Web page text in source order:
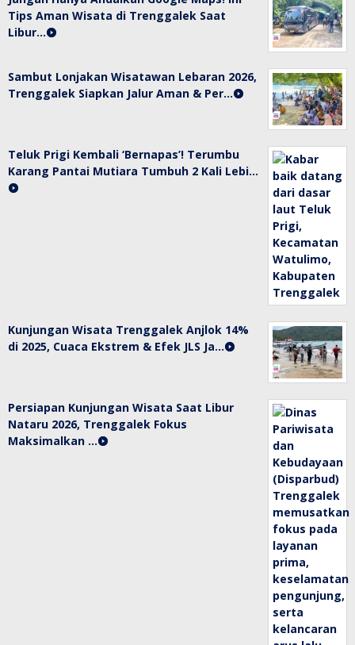
Tips Aman Wisata di Trenggalek Saat
Libur…
Sambut Lonjakan Wisatawan Lebaran 2026,
Trenggalek Siapkan Jalur Aman & Per…
Teluk Prigi Kembali ‘Bernapas’! Terumbu
Karang Pantai Mutiara Tumbuh 2 Kali Lebi…
Kunjungan Wisata Trenggalek Anjlok 14%
di 2025, Cuaca Ekstrem & Efek JLS Ja…
Persiapan Kunjungan Wisata Saat Libur
Nataru 2026, Trenggalek Fokus
Maksimalkan …